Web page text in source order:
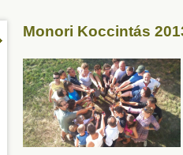
Monori Koccintás